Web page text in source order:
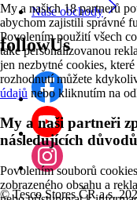
My a našich 18 partnerů
abychom zajistili správné
Povolením použití všech
také personalizovanou
jen nezbytné cookies,
rozhodnutí můžete
údajů nebo kliknutím na
My a naši partneři
následujících důvodů
Povolením souborů
zobrazeného obsahu a
Naše obchody
followUs
©Tesco Stores ČR a.s.